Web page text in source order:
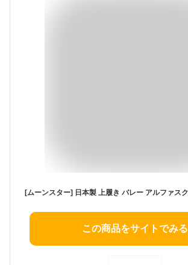
この商品をサイトでみる